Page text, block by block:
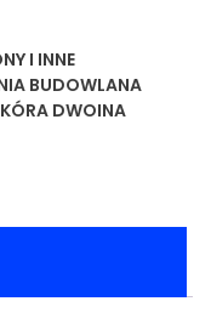
I INNE
BUDOWLANA
DWOINA